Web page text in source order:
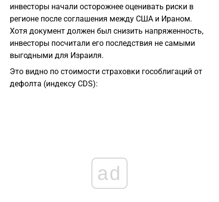
инвесторы начали осторожнее оценивать риски в
регионе после соглашения между США и Ираном.
Хотя документ должен был снизить напряженность,
инвесторы посчитали его последствия не самыми
выгодными для Израиля.
Это видно по стоимости страховки гособлигаций от
дефолта (индексу CDS):
ad